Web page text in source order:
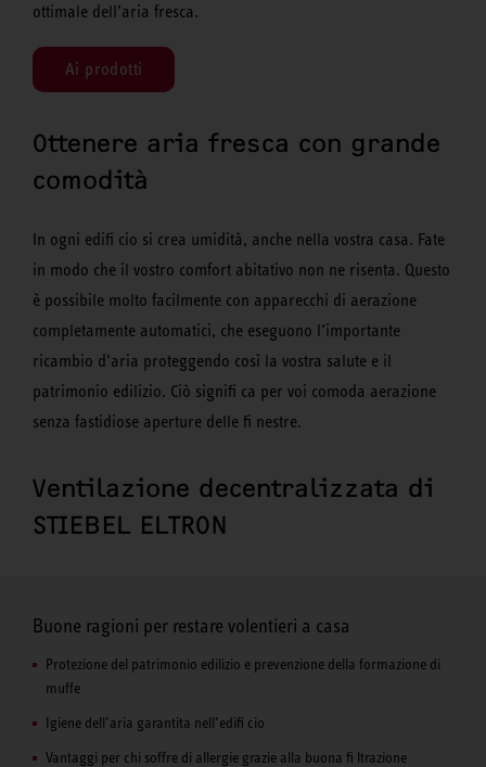
ottimale dell’aria fresca.
Ai prodotti
Ottenere aria fresca con grande
comodità
In ogni edifi cio si crea umidità, anche nella vostra casa. Fate
in modo che il vostro comfort abitativo non ne risenta. Questo
è possibile molto facilmente con apparecchi di aerazione
completamente automatici, che eseguono l’importante
ricambio d’aria proteggendo così la vostra salute e il
patrimonio edilizio. Ciò signifi ca per voi comoda aerazione
senza fastidiose aperture delle fi nestre.
Ventilazione decentralizzata di
STIEBEL ELTRON
Buone ragioni per restare volentieri a casa
Protezione del patrimonio edilizio e prevenzione della formazione di
muffe
Igiene dell’aria garantita nell’edifi cio
Vantaggi per chi soffre di allergie grazie alla buona fi ltrazione